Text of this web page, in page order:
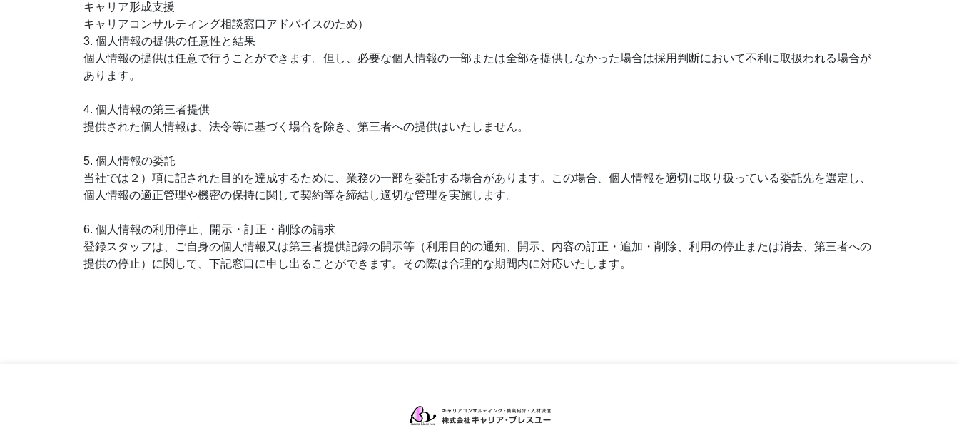
キャリア形成支援
キャリアコンサルティング相談窓口アドバイスのため）
3. 個人情報の提供の任意性と結果
個人情報の提供は任意で行うことができます。但し、必要な個人情報の一部または全部を提供しなかった場合は採用判断において不利に取扱われる場合が
あります。
4. 個人情報の第三者提供
提供された個人情報は、法令等に基づく場合を除き、第三者への提供はいたしません。
5. 個人情報の委託
当社では２）項に記された目的を達成するために、業務の一部を委託する場合があります。この場合、個人情報を適切に取り扱っている委託先を選定し、
個人情報の適正管理や機密の保持に関して契約等を締結し適切な管理を実施します。
6. 個人情報の利用停止、開示・訂正・削除の請求
登録スタッフは、ご自身の個人情報又は第三者提供記録の開示等（利用目的の通知、開示、内容の訂正・追加・削除、利用の停止または消去、第三者への
提供の停止）に関して、下記窓口に申し出ることができます。その際は合理的な期間内に対応いたします。